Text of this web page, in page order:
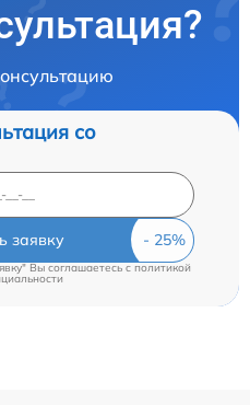
со
заявку
Вы соглашаетесь cполитикой